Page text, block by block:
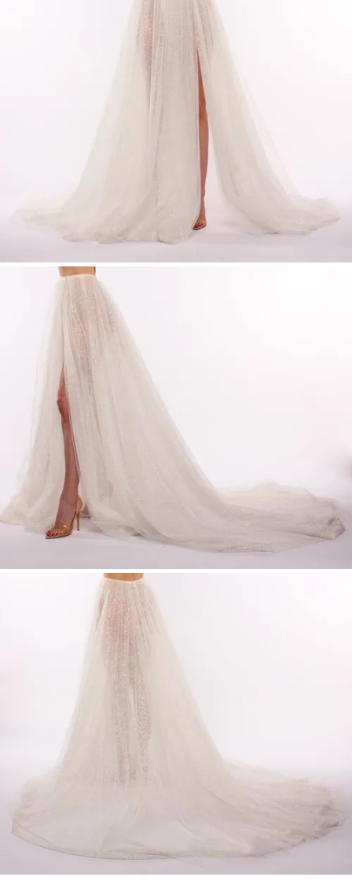
Wandelbarer Glitzerrock mit seitlichem
Schlitz & fließender Schleppe
Als Overlay kombinierbar
unserer modularen Brautkleider (miXme
System)
Perfekt für kirchliche Hochzeiten, freie
Trauungen oder den Abend-Look
Ideal für Bräute, die ein zweiteiliges
Hochzeitskleid suchen
– für jede Figur.
Designed in Germany. Exklusiv im
LeMoos Store Düsseldorf.
Bei LeMoos findest du nicht nur
Hochzeitskleider in Düsseldorf, sondern ein
ganz neues Konzept von Brautmode:
modular, beweglich und 100 % DU.